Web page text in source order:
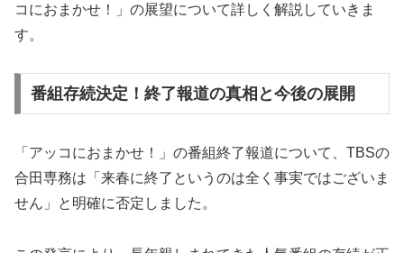
コにおまかせ！」の展望について詳しく解説していきま
す。
番組存続決定！終了報道の真相と今後の展開
「アッコにおまかせ！」の番組終了報道について、TBSの
合田専務は「来春に終了というのは全く事実ではございま
せん」と明確に否定しました。